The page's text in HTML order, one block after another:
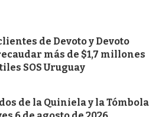
de Devoto y Devoto
más de $1,7 millones
SOS Uruguay
de la Quiniela y la Tómbola